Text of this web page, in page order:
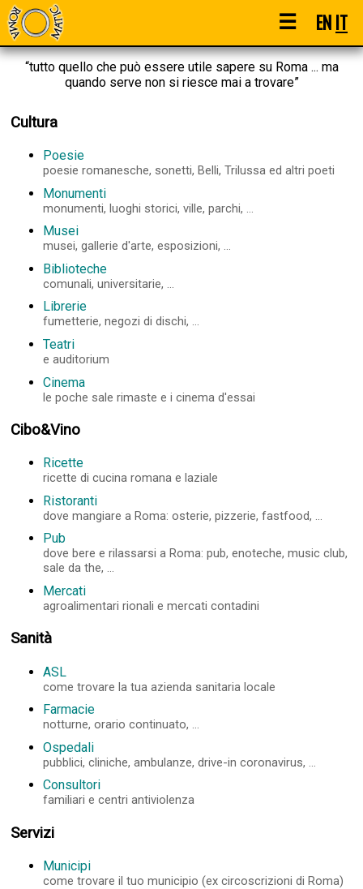
☰ ENIT
“tutto quello che può essere utile sapere su Roma ... ma
quando serve non si riesce mai a trovare”
Cultura
Poesie
poesie romanesche, sonetti, Belli, Trilussa ed altri poeti
Monumenti
monumenti, luoghi storici, ville, parchi, ...
Musei
musei, gallerie d'arte, esposizioni, ...
Biblioteche
comunali, universitarie, ...
Librerie
fumetterie, negozi di dischi, ...
Teatri
e auditorium
Cinema
le poche sale rimaste e i cinema d'essai
Cibo&Vino
Ricette
ricette di cucina romana e laziale
Ristoranti
dove mangiare a Roma: osterie, pizzerie, fastfood, ...
Pub
dove bere e rilassarsi a Roma: pub, enoteche, music club,
sale da the, ...
Mercati
agroalimentari rionali e mercati contadini
Sanità
ASL
come trovare la tua azienda sanitaria locale
Farmacie
notturne, orario continuato, ...
Ospedali
pubblici, cliniche, ambulanze, drive-in coronavirus, ...
Consultori
familiari e centri antiviolenza
Servizi
Municipi
come trovare il tuo municipio (ex circoscrizioni di Roma)